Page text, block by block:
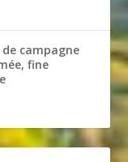
campagne
fine